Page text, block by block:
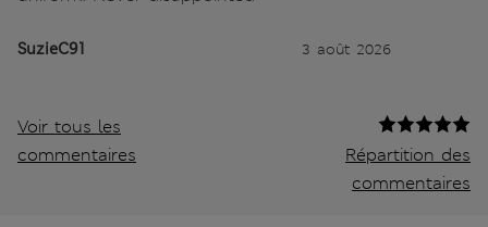
SuzieC91 3 août 2026
Voir tous les
commentaires
Répartition des
commentaires